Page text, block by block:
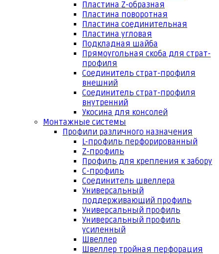
Пластина Z-образная
Пластина поворотная
Пластина соединительная
Пластина угловая
Подкладная шайба
Прямоугольная скоба для страт-
профиля
Соединитель страт-профиля
внешний
Соединитель страт-профиля
внутренний
Укосина для консолей
Монтажные системы
Профили различного назначения
L-профиль перфорированный
Z-профиль
Профиль для крепления к забору
С-профиль
Соединитель швеллера
Универсальный
поддерживающий профиль
Универсальный профиль
Универсальный профиль
усиленный
Швеллер
Швеллер тройная перфорация